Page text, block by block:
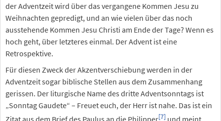
der Adventzeit wird über das vergangene Kommen Jesu zu
Weihnachten gepredigt, und an wie vielen über das noch
ausstehende Kommen Jesu Christi am Ende der Tage? Wenn es
hoch geht, über letzteres einmal. Der Advent ist eine
Retrospektive.
Für diesen Zweck der Akzentverschiebung werden in der
Adventzeit sogar biblische Stellen aus dem Zusammenhang
gerissen. Der liturgische Name des dritte Adventsonntags ist
„Sonntag Gaudete“ – Freuet euch, der Herr ist nahe. Das ist ein
[7]